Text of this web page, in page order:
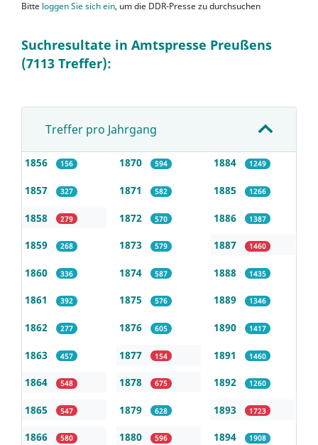
Bitte loggen Sie sich ein, um die DDR-Presse zu durchsuchen
Suchresultate in Amtspresse Preußens
(7113 Treffer):
Treffer pro Jahrgang
1856 156
1857 327
1858 279
1859 268
1860 336
1861 392
1862 277
1863 457
1864 548
1865 547
1866 580
1870 594
1871 582
1872 570
1873 579
1874 587
1875 576
1876 605
1877 154
1878 675
1879 628
1880 596
1884 1249
1885 1266
1886 1387
1887 1460
1888 1435
1889 1346
1890 1417
1891 1460
1892 1260
1893 1723
1894 1908